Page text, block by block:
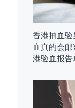
香港抽血
血真的会
港验血报告